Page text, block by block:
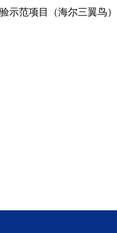
示范项目（海尔三翼鸟）